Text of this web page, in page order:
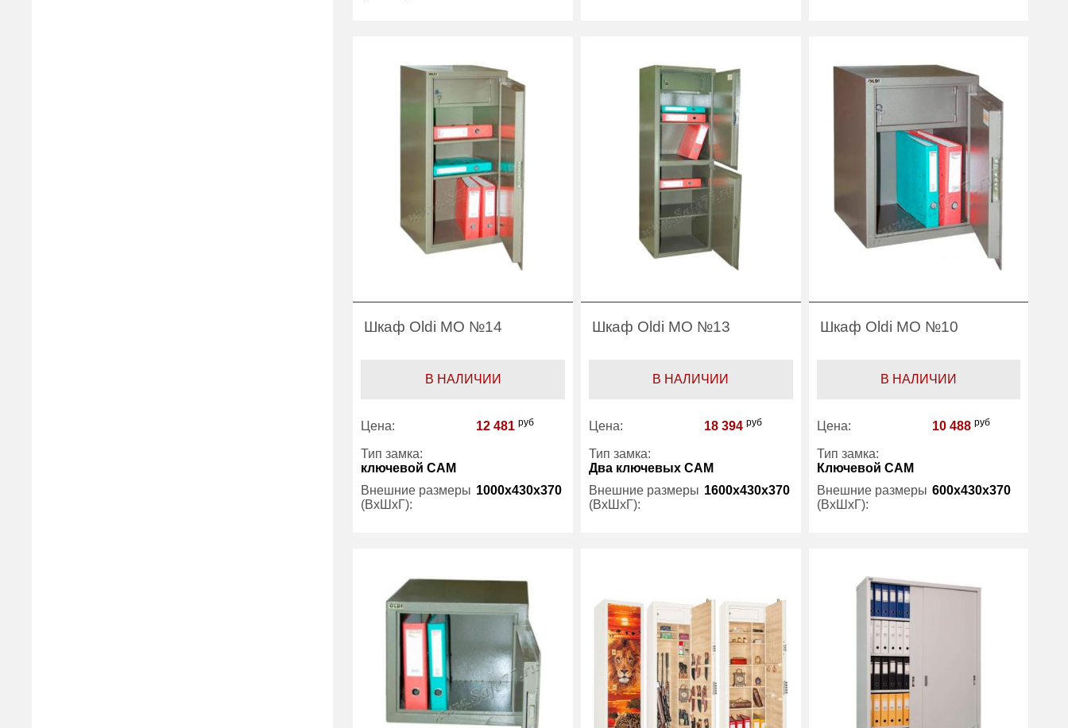
Вес (кг) : 35
1 год
33
1 год
Гарантия: 1 год
Шкаф Oldi МО №14
В НАЛИЧИИ
Цена: 12 481 руб
Тип замка:
ключевой САМ
Внешние размеры
(ВхШхГ):
1000x430x370
Трейзер: есть
Вес (кг) : 28
Гарантия:
Шкаф Oldi МО №13
В НАЛИЧИИ
Цена: 18 394 руб
Тип замка:
Два ключевых САМ
Внешние размеры
(ВхШхГ):
1600x430x370
Вес (кг) : 45
Гарантия: 1 год
Шкаф Oldi МО №10
В НАЛИЧИИ
Цена: 10 488 руб
Тип замка:
Ключевой САМ
Внешние размеры
(ВхШхГ):
600x430x370
Трейзер: есть
Гарантия: